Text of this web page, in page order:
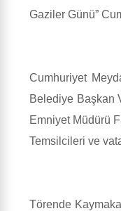
Gaziler Günü”
Cumhuriyet
Belediye Başkan
Emniyet Müdürü
Temsilcileri ve
Törende